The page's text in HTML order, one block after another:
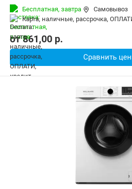
Количество программ:
Дополнительные функции:
Безопасность:
Защита от детей
Бесплатная, завтра
Самовывоз
карта, наличные, рассрочка,
от861,00 p.
Сравнить